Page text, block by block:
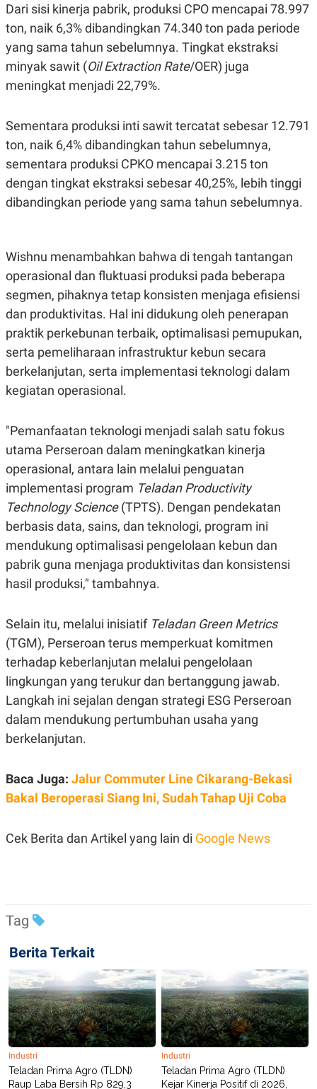
N
C
E
T
K
M
I
T
E
E
P
E
R
A
E
R
T
S
N
G
E
D
I
A
.
I
D
SITEMAPPROFILETERM
USE
PEMBERITAAN
SIBER
PRIVACY
POLICY
Dari sisi kinerja pabrik, produksi CPO mencapai 78.997
ton, naik 6,3% dibandingkan 74.340 ton pada periode
yang sama tahun sebelumnya. Tingkat ekstraksi
minyak sawit (Oil Extraction Rate/OER) juga
meningkat menjadi 22,79%.
Sementara produksi inti sawit tercatat sebesar 12.791
ton, naik 6,4% dibandingkan tahun sebelumnya,
sementara produksi CPKO mencapai 3.215 ton
dengan tingkat ekstraksi sebesar 40,25%, lebih tinggi
dibandingkan periode yang sama tahun sebelumnya.
Wishnu menambahkan bahwa di tengah tantangan
operasional dan fluktuasi produksi pada beberapa
segmen, pihaknya tetap konsisten menjaga efisiensi
dan produktivitas. Hal ini didukung oleh penerapan
praktik perkebunan terbaik, optimalisasi pemupukan,
serta pemeliharaan infrastruktur kebun secara
berkelanjutan, serta implementasi teknologi dalam
kegiatan operasional.
"Pemanfaatan teknologi menjadi salah satu fokus
utama Perseroan dalam meningkatkan kinerja
operasional, antara lain melalui penguatan
implementasi program Teladan Productivity
Technology Science(TPTS). Dengan pendekatan
berbasis data, sains, dan teknologi, program ini
mendukung optimalisasi pengelolaan kebun dan
pabrik guna menjaga produktivitas dan konsistensi
hasil produksi," tambahnya.
Selain itu, melalui inisiatif Teladan Green Metrics
(TGM), Perseroan terus memperkuat komitmen
terhadap keberlanjutan melalui pengelolaan
lingkungan yang terukur dan bertanggung jawab.
Langkah ini sejalan dengan strategi ESG Perseroan
dalam mendukung pertumbuhan usaha yang
berkelanjutan.
Baca Juga: Jalur Commuter Line Cikarang-Bekasi
Bakal Beroperasi Siang Ini, Sudah Tahap Uji Coba
Cek Berita dan Artikel yang lain di Google News
Tag
Berita Terkait
Industri
Teladan Prima Agro (TLDN)
Raup Laba Bersih Rp 829,3
Industri
Teladan Prima Agro (TLDN)
Kejar Kinerja Positif di 2026,